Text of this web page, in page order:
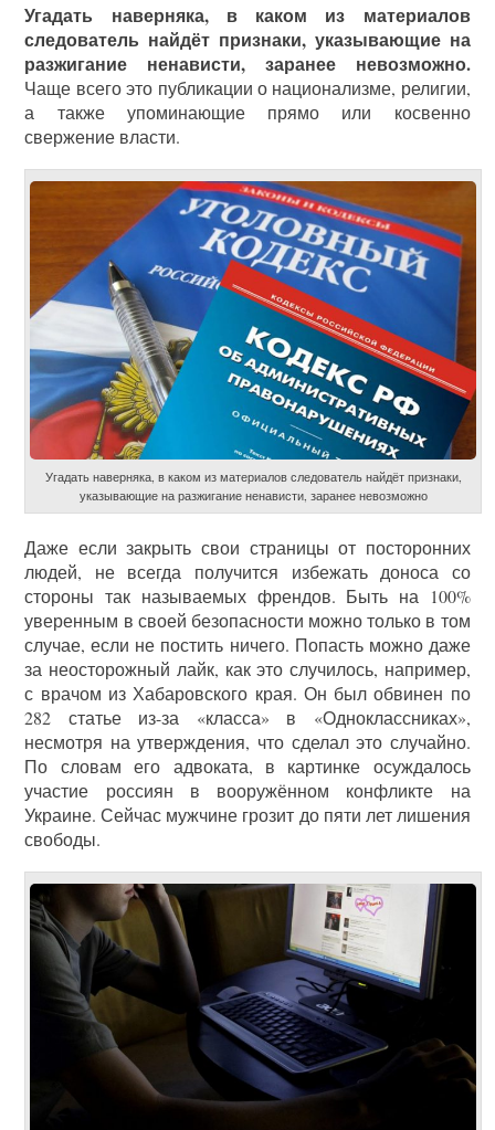
Угадать наверняка, в каком из материалов
следователь найдёт признаки, указывающие на
разжигание ненависти, заранее невозможно.
Чаще всего это публикации о национализме, религии,
а также упоминающие прямо или косвенно
свержение власти.
Угадать наверняка, в каком из материалов следователь найдёт признаки,
указывающие на разжигание ненависти, заранее невозможно
Даже если закрыть свои страницы от посторонних
людей, не всегда получится избежать доноса со
стороны так называемых френдов. Быть на 100%
уверенным в своей безопасности можно только в том
случае, если не постить ничего. Попасть можно даже
за неосторожный лайк, как это случилось, например,
с врачом из Хабаровского края. Он был обвинен по
282 статье из-за «класса» в «Одноклассниках»,
несмотря на утверждения, что сделал это случайно.
По словам его адвоката, в картинке осуждалось
участие россиян в вооружённом конфликте на
Украине. Сейчас мужчине грозит до пяти лет лишения
свободы.